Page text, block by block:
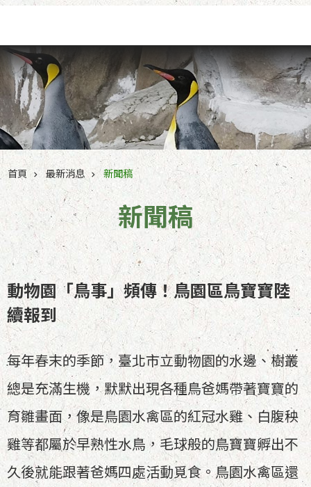
首頁 最新消息 新聞稿
新聞稿
動物園「鳥事」頻傳！鳥園區鳥寶寶陸
續報到
每年春末的季節，臺北市立動物園的水邊、樹叢
總是充滿生機，默默出現各種鳥爸媽帶著寶寶的
育雛畫面，像是鳥園水禽區的紅冠水雞、白腹秧
雞等都屬於早熟性水鳥，毛球般的鳥寶寶孵出不
久後就能跟著爸媽四處活動覓食。鳥園水禽區還